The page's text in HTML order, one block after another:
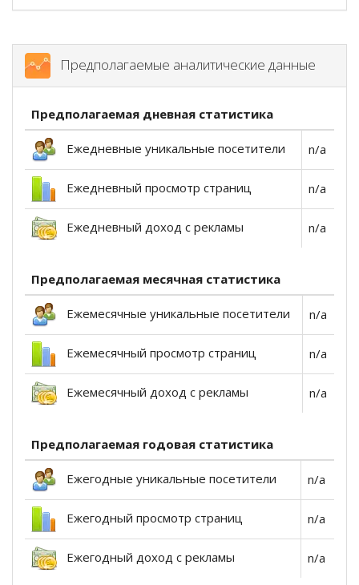
Предполагаемые аналитические данные
Предполагаемая дневная статистика
Ежедневные уникальные посетители n/a
Ежедневный просмотр страниц n/a
Ежедневный доход с рекламы n/a
Предполагаемая месячная статистика
Ежемесячные уникальные посетители n/a
Ежемесячный просмотр страниц n/a
Ежемесячный доход с рекламы n/a
Предполагаемая годовая статистика
Ежегодные уникальные посетители n/a
Ежегодный просмотр страниц n/a
Ежегодный доход с рекламы n/a